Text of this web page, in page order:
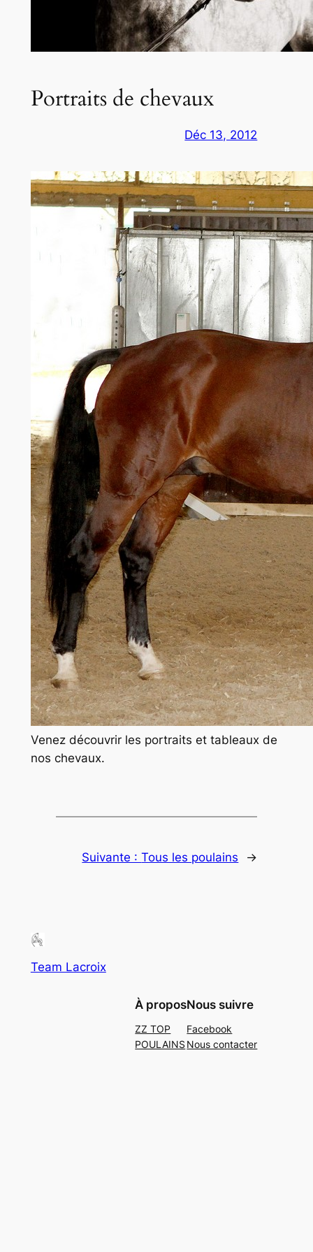
Portraits de chevaux
Déc 13, 2012
Venez découvrir les portraits et tableaux de
nos chevaux.
Suivante :Tous les poulains →
Team Lacroix
À propos
ZZ TOP
POULAINS
Nous suivre
Facebook
Nous contacter